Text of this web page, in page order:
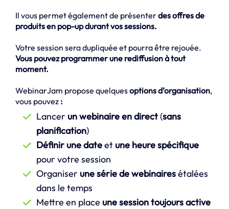
Il vous permet également de présenterdes offres de
produits en pop-up durant vos sessions.
Votre session sera dupliquée et pourra être rejouée.
Vous pouvez programmer une rediffusion à tout
moment.
WebinarJam propose quelquesoptions d’organisation,
vous pouvez :
Lancer un webinaire en direct(sans
planification)
Définir une dateet une heure spécifique
pour votre session
Organiser une série de webinairesétalées
dans le temps
Mettre en place une session toujours active